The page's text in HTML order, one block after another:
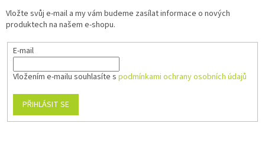
Vložte svůj e-mail a my vám budeme zasílat informace o nových
produktech na našem e-shopu.
E-mail
Vložením e-mailu souhlasíte s podmínkami ochrany osobních údajů
PŘIHLÁSIT SE